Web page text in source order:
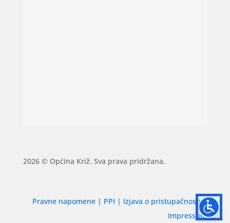
2026 © Općina Križ. Sva prava pridržana.
Pravne napomene | PPI | Izjava o pristupačnosti|
Impressum